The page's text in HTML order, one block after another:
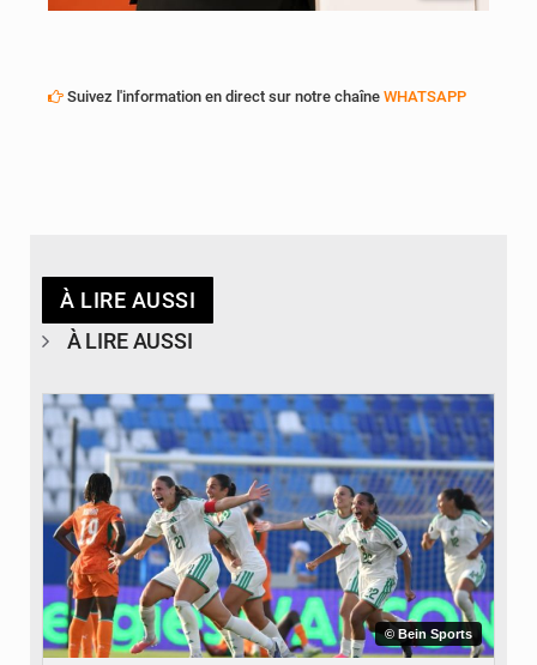
Suivez l'information en direct sur notre chaîne WHATSAPP
À LIRE AUSSI
À LIRE AUSSI
© Bein Sports